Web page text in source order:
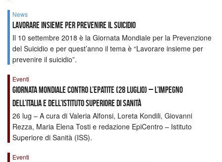
News
Lavorare insieme per prevenire il suicidio
Il 10 settembre 2018 è la Giornata Mondiale per la Prevenzione
del Suicidio e per quest’anno il tema è “Lavorare insieme per
prevenire il suicidio”.
Eventi
Giornata Mondiale contro l’epatite (28 luglio) – l’impegno
dell’Italia e dell’Istituto Superiore di Sanità
26 lug – A cura di Valeria Alfonsi, Loreta Kondili, Giovanni
Rezza, Maria Elena Tosti e redazione EpiCentro – Istituto
Superiore di Sanità (ISS).
Eventi